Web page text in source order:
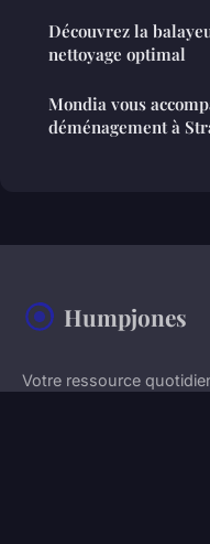
Découvrez la
nettoyage optimal
Mondia vous
déménagement à
Humpjones
Votre ressource